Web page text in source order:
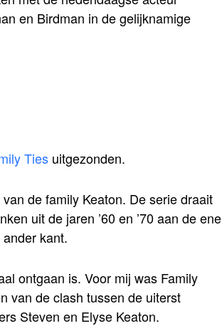
en Birdman in de gelijknamige
Ties uitgezonden.
de family Keaton. De serie draait
uit de jaren ’60 en ’70 aan de ene
kant.
ontgaan is. Voor mij was Family
van de clash tussen de uiterst
Steven en Elyse Keaton.